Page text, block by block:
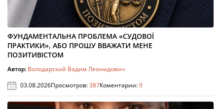
ФУНДАМЕНТАЛЬНА ПРОБЛЕМА «СУДОВОЇ
ПРАКТИКИ», АБО ПРОШУ ВВАЖАТИ МЕНЕ
ПОЗИТИВІСТОМ
Автор: Володарский Вадим Леонидович
03.08.2026Просмотров:387Коментарии:0